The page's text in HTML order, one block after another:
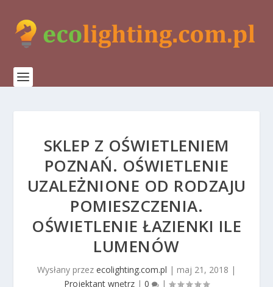
SKLEP Z OŚWIETLENIEM
POZNAŃ. OŚWIETLENIE
UZALEŻNIONE OD RODZAJU
POMIESZCZENIA.
OŚWIETLENIE ŁAZIENKI ILE
LUMENÓW
Wysłany przez ecolighting.com.pl | maj 21, 2018 |
Projektant wnętrz | 0 |